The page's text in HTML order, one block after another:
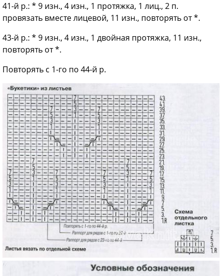
41-й р.: * 9 изн., 4 изн., 1 протяжка, 1 лиц., 2 п.
провязать вместе лицевой, 11 изн., повторять от *.
43-й р.: * 9 изн., 4 изн., 1 двойная протяжка, 11 изн.,
повторять от *.
Повторять с 1-го по 44-й р.